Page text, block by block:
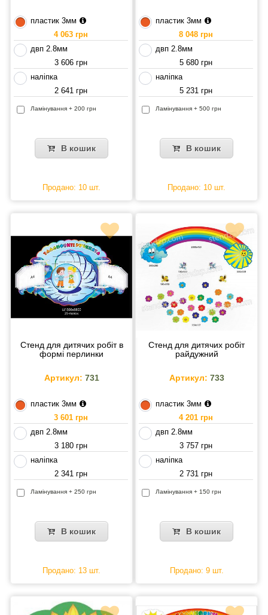
пластик 3мм
4 063 грн
двп 2.8мм
3 606 грн
наліпка
2 641 грн
Ламінування + 200 грн
В кошик
Продано: 10 шт.
пластик 3мм
8 048 грн
двп 2.8мм
5 680 грн
наліпка
5 231 грн
Ламінування + 500 грн
В кошик
Продано: 10 шт.
Стенд для дитячих робіт в
формі перлинки
Артикул: 731
пластик 3мм
3 601 грн
двп 2.8мм
3 180 грн
наліпка
2 341 грн
Ламінування + 250 грн
В кошик
Продано: 13 шт.
Стенд для дитячих робіт
райдужний
Артикул: 733
пластик 3мм
4 201 грн
двп 2.8мм
3 757 грн
наліпка
2 731 грн
Ламінування + 150 грн
В кошик
Продано: 9 шт.